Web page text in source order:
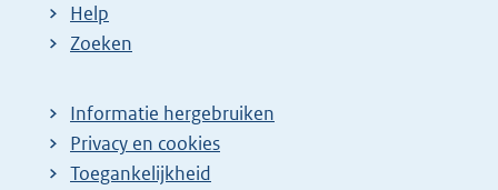
Help
Zoeken
Informatie hergebruiken
Privacy en cookies
Toegankelijkheid